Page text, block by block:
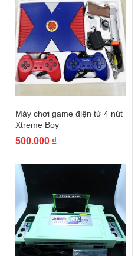
Máy chơi game điện tử 4 nút
Xtreme Boy
500.000 ₫